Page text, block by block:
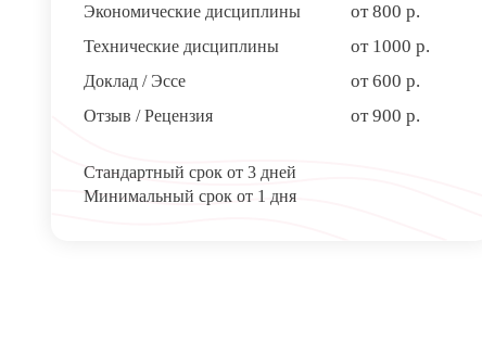
Экономические дисциплины от 800 р.
Технические дисциплины от 1000 р.
Доклад / Эссе от 600 р.
Отзыв / Рецензия от 900 р.
Стандартный срок от 3 дней
Минимальный срок от 1 дня